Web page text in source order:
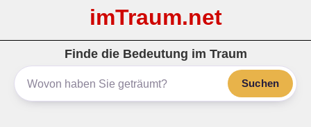
imTraum.net
Finde die Bedeutung im Traum
Suchen